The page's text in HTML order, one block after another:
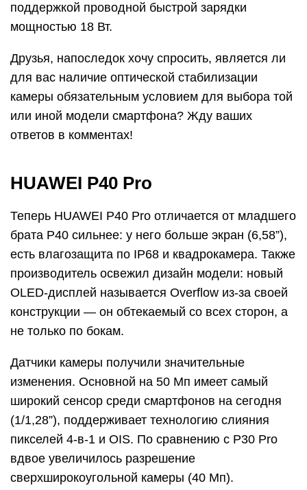
поддержкой проводной быстрой зарядки
мощностью 18 Вт.
Друзья, напоследок хочу спросить, является ли
для вас наличие оптической стабилизации
камеры обязательным условием для выбора той
или иной модели смартфона? Жду ваших
ответов в комментах!
HUAWEI P40 Pro
Теперь HUAWEI P40 Pro отличается от младшего
брата P40 сильнее: у него больше экран (6,58”),
есть влагозащита по IP68 и квадрокамера. Также
производитель освежил дизайн модели: новый
OLED-дисплей называется Overflow из-за своей
конструкции — он обтекаемый со всех сторон, а
не только по бокам.
Датчики камеры получили значительные
изменения. Основной на 50 Мп имеет самый
широкий сенсор среди смартфонов на сегодня
(1/1,28”), поддерживает технологию слияния
пикселей 4-в-1 и OIS. По сравнению с P30 Pro
вдвое увеличилось разрешение
сверхширокоугольной камеры (40 Мп).